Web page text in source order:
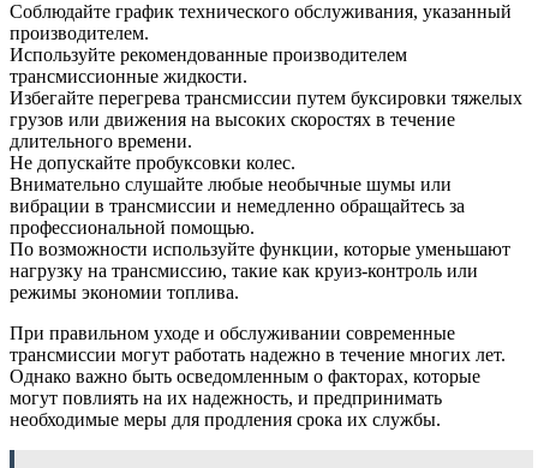
Соблюдайте график технического обслуживания, указанный
производителем.
Используйте рекомендованные производителем
трансмиссионные жидкости.
Избегайте перегрева трансмиссии путем буксировки тяжелых
грузов или движения на высоких скоростях в течение
длительного времени.
Не допускайте пробуксовки колес.
Внимательно слушайте любые необычные шумы или
вибрации в трансмиссии и немедленно обращайтесь за
профессиональной помощью.
По возможности используйте функции, которые уменьшают
нагрузку на трансмиссию, такие как круиз-контроль или
режимы экономии топлива.
При правильном уходе и обслуживании современные
трансмиссии могут работать надежно в течение многих лет.
Однако важно быть осведомленным о факторах, которые
могут повлиять на их надежность, и предпринимать
необходимые меры для продления срока их службы.